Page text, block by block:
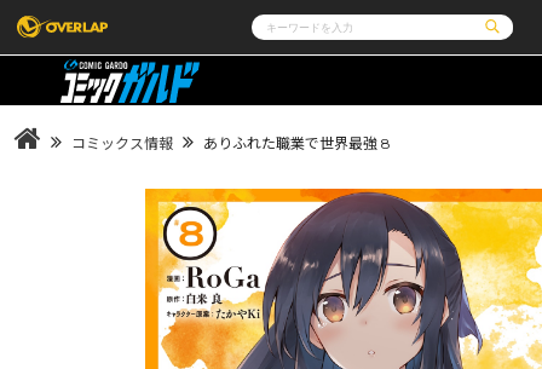
コミック
LiQulle
ライトノベル
ポケットモンスター
オーバーラップ広報室
オーバーラップホールディングス
お問い合わ
オーバーラップ文庫 オーバーラップノベルス
オーバーラップノベルスf ロサージュノベルス
コミックス情報 ありふれた職業で世界最強 8